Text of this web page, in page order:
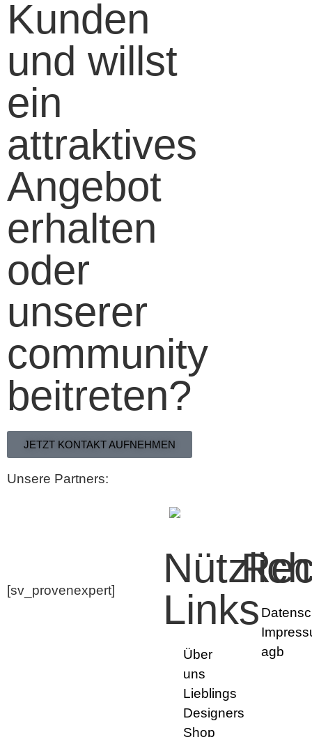
Kunden
und willst
ein
attraktives
Angebot
erhalten
oder
unserer
community
beitreten?
JETZT KONTAKT AUFNEHMEN
Unsere Partners:
[sv_provenexpert]
Links
Über
uns
Lieblings
Designers
Shop
agb